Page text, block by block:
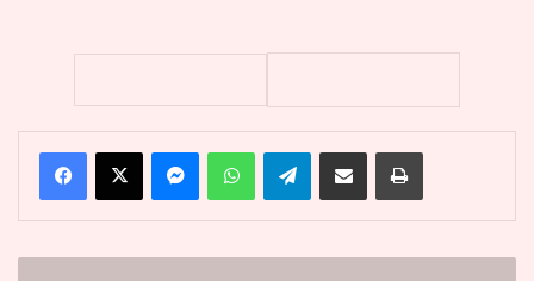
FacebookX MessengerWhatsAppTelegramPartager par email Imprimer